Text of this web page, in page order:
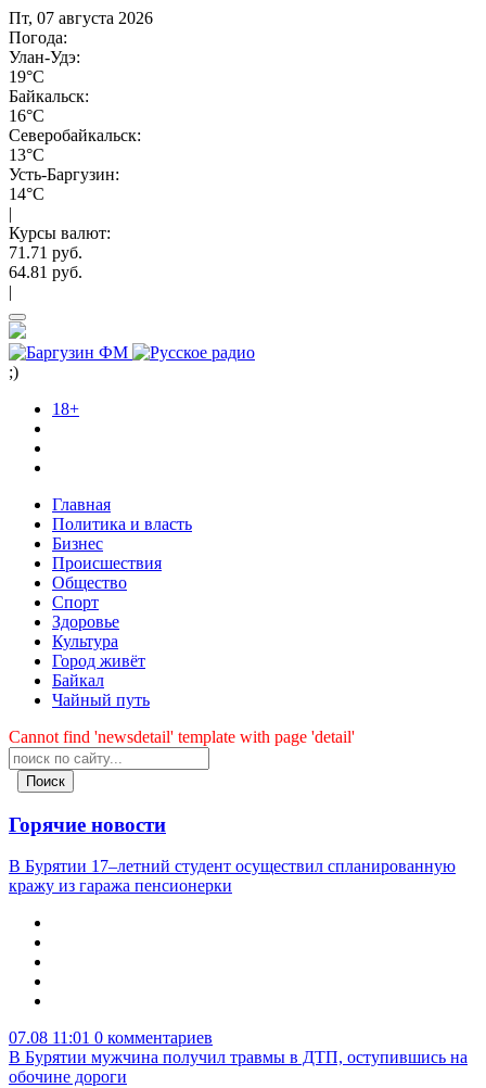
Пт, 07 августа 2026
Погода:
Улан-Удэ:
19°C
Байкальск:
16°C
Северобайкальск:
13°C
Усть-Баргузин:
14°C
|
Курсы валют:
71.71 руб.
64.81 руб.
|
;)
18+
Главная
Политика и власть
Бизнес
Происшествия
Общество
Cпорт
Здоровье
Культура
Город живёт
Байкал
Чайный путь
Cannot find 'newsdetail' template with page 'detail'
Поиск
Горячие новости
В Бурятии 17–летний студент осуществил спланированную
кражу из гаража пенсионерки
07.08 11:01 0 комментариев
В Бурятии мужчина получил травмы в ДТП, оступившись на
обочине дороги